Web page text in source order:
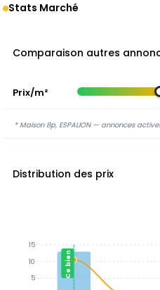
Stats Marché
Comparaison autres
Prix/m²
* Maison 8p, ESPALION — annonces
Distribution des prix
Ce bien
15
10
5